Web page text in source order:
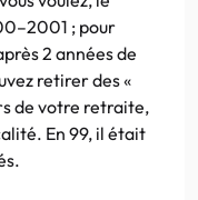
; pour
2 années de
retirer des «
de votre retraite,
En 99, il était